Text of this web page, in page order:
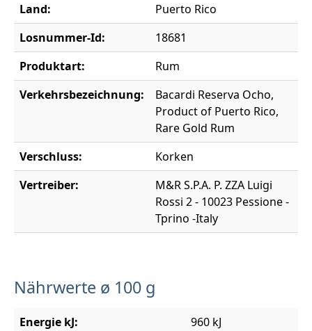
Land:
Puerto Rico
Losnummer-Id:
18681
Produktart:
Rum
Verkehrsbezeichnung:
Bacardi Reserva Ocho,
Product of Puerto Rico,
Rare Gold Rum
Verschluss:
Korken
Vertreiber:
M&R S.P.A. P. ZZA Luigi
Rossi 2 - 10023 Pessione -
Tprino -Italy
Nährwerte ø 100 g
Energie kJ: 960 kJ